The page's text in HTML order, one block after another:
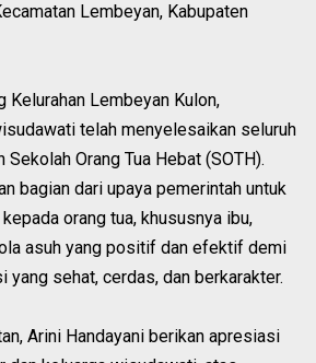
Lembeyan, Kabupaten
Kelurahan Lembeyan Kulon,
telah menyelesaikan seluruh
Sekolah Orang Tua Hebat (SOTH).
bagian dari upaya pemerintah untuk
orang tua, khususnya ibu,
asuh yang positif dan efektif demi
yang sehat, cerdas, dan berkarakter.
Arini Handayani berikan apresiasi